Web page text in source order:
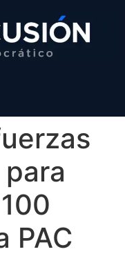
PAC